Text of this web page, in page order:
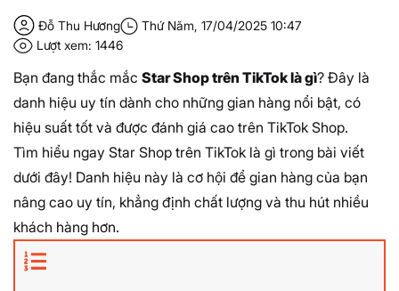
Đỗ Thu Hương
Thứ Năm, 17/04/2025 10:47
Lượt xem: 1446
Bạn đang thắc mắc Star Shop trên TikTok là gì? Đây là
danh hiệu uy tín dành cho những gian hàng nổi bật, có
hiệu suất tốt và được đánh giá cao trên TikTok Shop.
Tìm hiểu ngay Star Shop trên TikTok là gì trong bài viết
dưới đây! Danh hiệu này là cơ hội để gian hàng của bạn
nâng cao uy tín, khẳng định chất lượng và thu hút nhiều
khách hàng hơn.